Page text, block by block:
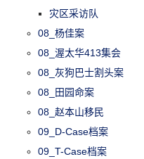
灾区采访队
08_杨佳案
08_渥太华413集会
08_灰狗巴士割头案
08_田园命案
08_赵本山移民
09_D-Case档案
09_T-Case档案